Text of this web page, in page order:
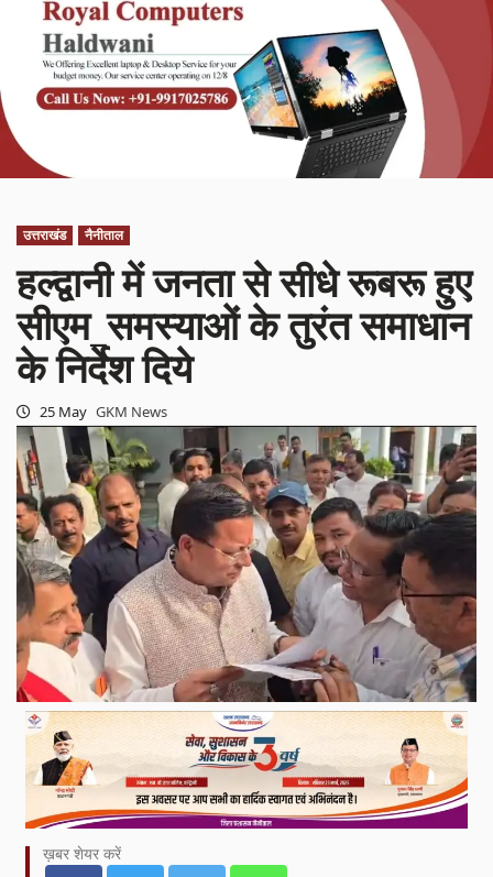
उत्तराखंड नैनीताल
हल्द्वानी में जनता से सीधे रूबरू हुए
सीएम_समस्याओं के तुरंत समाधान
के निर्देश दिये
25 May GKM News
ख़बर शेयर करें